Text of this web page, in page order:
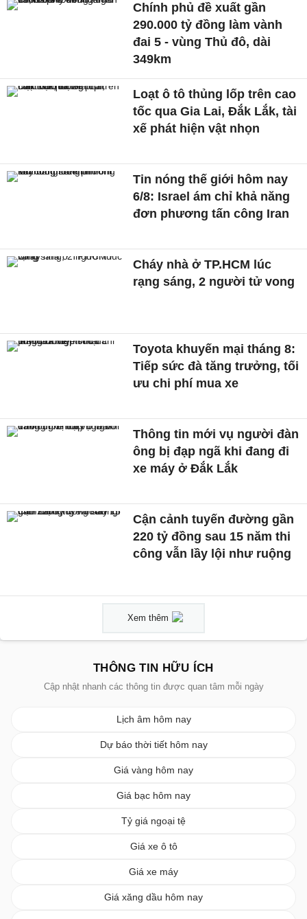
Chính phủ đề xuất gần
290.000 tỷ đồng làm vành
đai 5 - vùng Thủ đô, dài
349km
Loạt ô tô thủng lốp trên cao
tốc qua Gia Lai, Đắk Lắk, tài
xế phát hiện vật nhọn
Tin nóng thế giới hôm nay
6/8: Israel ám chỉ khả năng
đơn phương tấn công Iran
Cháy nhà ở TP.HCM lúc
rạng sáng, 2 người tử vong
Toyota khuyến mại tháng 8:
Tiếp sức đà tăng trưởng, tối
ưu chi phí mua xe
Thông tin mới vụ người đàn
ông bị đạp ngã khi đang đi
xe máy ở Đắk Lắk
Cận cảnh tuyến đường gần
220 tỷ đồng sau 15 năm thi
công vẫn lầy lội như ruộng
Xem thêm
THÔNG TIN HỮU ÍCH
Cập nhật nhanh các thông tin được quan tâm mỗi ngày
Lịch âm hôm nay
Dự báo thời tiết hôm nay
Giá vàng hôm nay
Giá bạc hôm nay
Tỷ giá ngoại tệ
Giá xe ô tô
Giá xe máy
Giá xăng dầu hôm nay